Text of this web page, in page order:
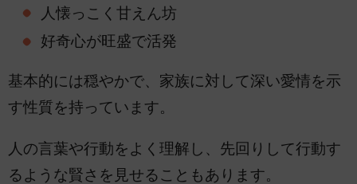
人懐っこく甘えん坊
好奇心が旺盛で活発
基本的には穏やかで、家族に対して深い愛情を示
す性質を持っています。
人の言葉や行動をよく理解し、先回りして行動す
るような賢さを見せることもあります。